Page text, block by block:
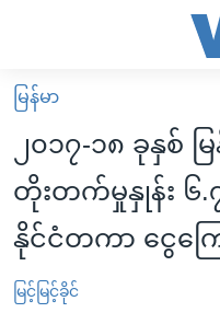
လွယ်ကူ
စေ
သည့်
Link
များ
ပင်မ
မူလစာမျက်နှာ
မြန်မာ
ကမ္ဘာ့သတင်းများ
နိုင်ငံတကာ
ဗွီဒီယို
မြန်မာ
၂၀၁၇-၁၈ ခုနှစ် မြ
တိုးတက်မှုနှုန်း ၆
နိုင်ငံတကာ ငွေကြ
မြင့်မြင့်ခိုင်